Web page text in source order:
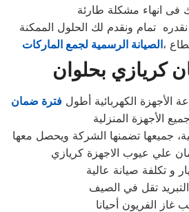
فى انهاء مشكلة طارئة
تمام ونقدم لك الحلول الممكنة
،الصيانة الرسمية لجمع الماركات
كريازي بحلوان
الأجهزة الكهربائية أطولفترة ضمان
جميعها تضمنها الشركة ويحصل معها
علي عيوب الاجهزة كريازي